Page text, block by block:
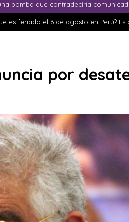
bomba que contradeciría
es feriado el 6 de agosto en Perú?
por